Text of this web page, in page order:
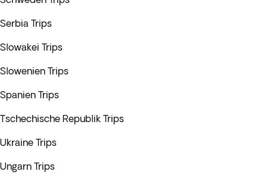
Serbia Trips
Slowakei Trips
Slowenien Trips
Spanien Trips
Tschechische Republik Trips
Ukraine Trips
Ungarn Trips